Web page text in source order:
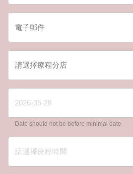
Date should not be before minimal date